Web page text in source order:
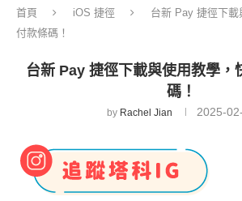
首頁 iOS 捷徑
台新 Pay 捷徑下
付款條碼！
台新 Pay 捷徑下載與使用教學，
碼！
by Rachel Jian 2025-